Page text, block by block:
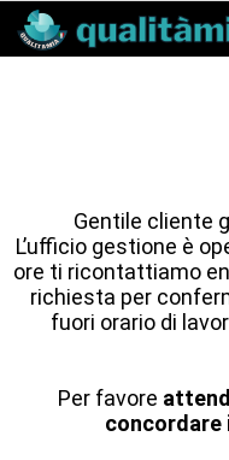
Gentile cliente
L’ufficio gestione è
ore ti ricontattiamo
richiesta per
fuori orario di
Per favore
concordare